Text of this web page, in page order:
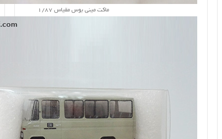
ماکت مینی بوس مقیاس 1/87